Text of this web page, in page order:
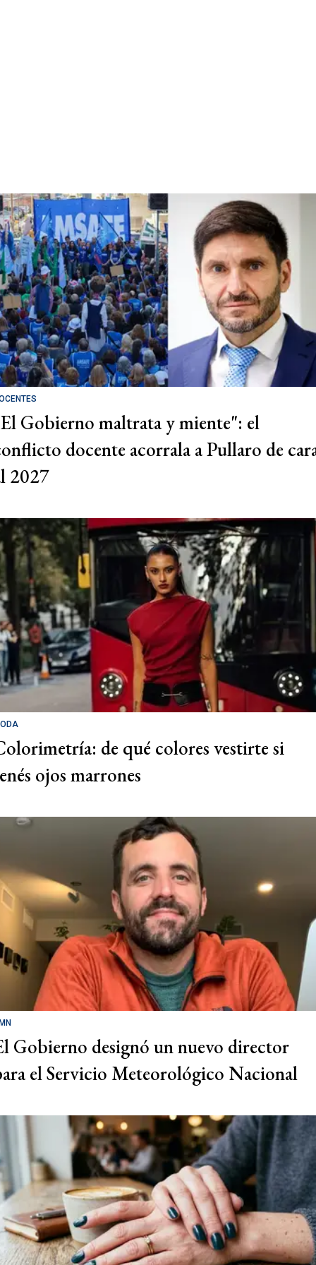
Gobierno maltrata y miente": el
docente acorrala a Pullaro de
2027
de qué colores vestirte si
ojos marrones
Gobierno designó un nuevo director
el Servicio Meteorológico Nacional